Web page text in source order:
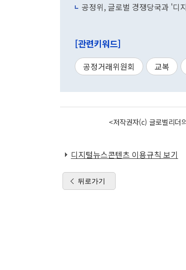
공정위, 글로벌 경쟁당국과 '디
[관련키워드]
공정거래위원회 교복
<저작권자(c) 글로벌리더
디지털뉴스콘텐츠 이용규칙 보기
뒤로가기